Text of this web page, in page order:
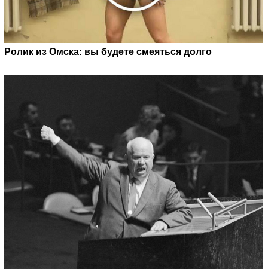
Ролик из Омска: вы будете смеяться долго